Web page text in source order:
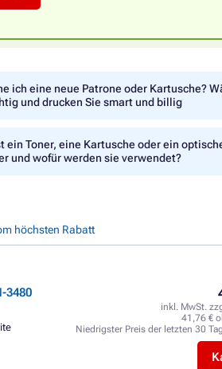
ich eine neue Patrone oder Kartusche?
und drucken Sie smart und billig
ein Toner, eine Kartusche oder ein
und wofür werden sie verwendet?
höchsten Rabatt
3480
inkl. MwSt.
41,76 €
Niedrigster Preis der letzten 30